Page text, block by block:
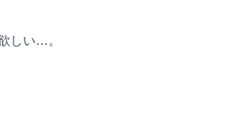
しい…。